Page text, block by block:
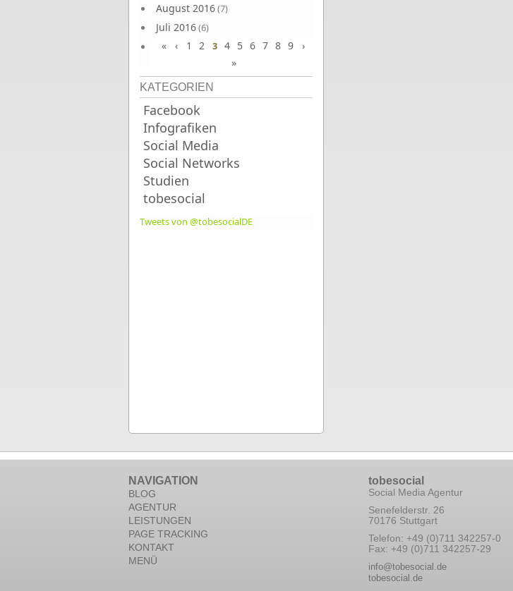
August 2016(7)
Juli 2016(6)
Juni 2016(7)
« ‹ 1 2 3 4 5 6 7 8 9
›
»
KATEGORIEN
Facebook
Infografiken
Social Media
Social Networks
Studien
tobesocial
Tweets von @tobesocialDE
NAVIGATION
BLOG
AGENTUR
LEISTUNGEN
PAGE TRACKING
KONTAKT
MENÜ
tobesocial
Social Media Agentur
Senefelderstr. 26
70176 Stuttgart
Telefon: +49 (0)711 342257-0
Fax: +49 (0)711 342257-29
info@tobesocial.de
tobesocial.de